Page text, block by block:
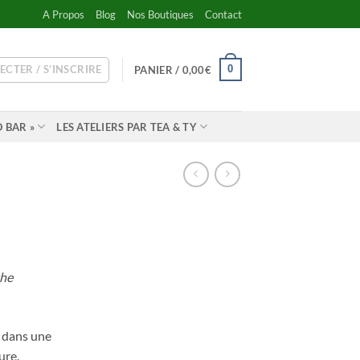
A Propos Blog Nos Boutiques Contact
/ S’INSCRIRE PANIER / 0,00€ 0
BAR » LES ATELIERS PAR TEA & TY
une